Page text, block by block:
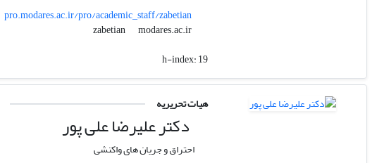
pro.modares.ac.ir/pro/academic_staff/zabetian
zabetian
modares.ac.ir
h-index:19
هیات تحریریه
دکتر علیرضا علی پور
احتراق و جریان های واکنشی